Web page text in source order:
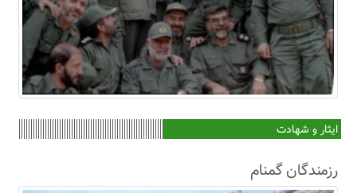
ایثار و شهادت
رزمندگان گمنام